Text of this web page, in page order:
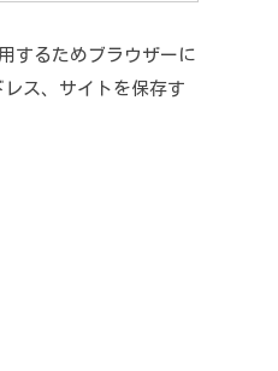
するためブラウザーに
ス、サイトを保存す